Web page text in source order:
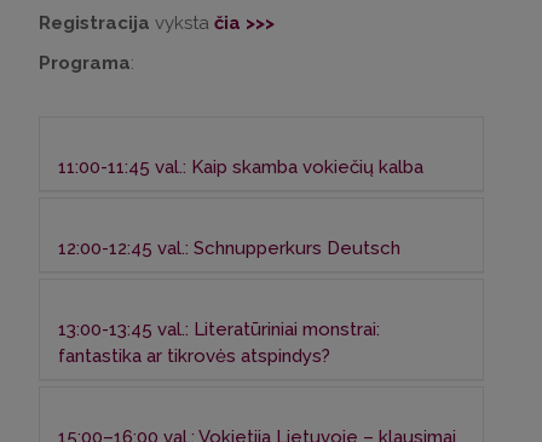
Registracija vyksta čia >>>
Programa:
11:00-11:45 val.: Kaip skamba vokiečių kalba
Pasitelkę vaizdo ir garso įrašus pasimokysime
ypatumai, nebūdingi lietuvių kalbai (pvz.,
naujasis prataras, vokalizuotas [ɐ], redukuotas
12:00-12:45 val.: Schnupperkurs Deutsch
Pasimokysime reikalingiausių vokiškų žodžių ir
frazių – kaip pasisveikinti ir atsisveikinti, kaip
13:00-13:45 val.: Literatūriniai monstrai:
fantastika ar tikrovės atspindys?
15:00–16:00 val.: Vokietija Lietuvoje – klausimai